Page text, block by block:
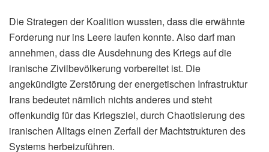
Die Strategen der Koalition wussten, dass die erwähnte
Forderung nur ins Leere laufen konnte. Also darf man
annehmen, dass die Ausdehnung des Kriegs auf die
iranische Zivilbevölkerung vorbereitet ist. Die
angekündigte Zerstörung der energetischen Infrastruktur
Irans bedeutet nämlich nichts anderes und steht
offenkundig für das Kriegsziel, durch Chaotisierung des
iranischen Alltags einen Zerfall der Machtstrukturen des
Systems herbeizuführen.